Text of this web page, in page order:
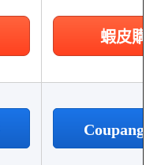
蝦皮購
Coupang